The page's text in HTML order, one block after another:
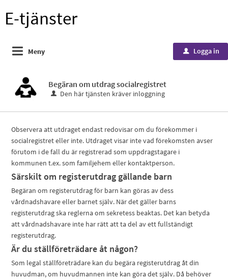
E-tjänster
Meny u Logga in
Begäran om utdrag socialregistret
Den här tjänsten kräver inloggning
Observera att utdraget endast redovisar om du förekommer i
socialregistret eller inte. Utdraget visar inte vad förekomsten avser
förutom i de fall du är registrerad som uppdragstagare i
kommunen t.ex. som familjehem eller kontaktperson.
Särskilt om registerutdrag gällande barn
Begäran om registerutdrag för barn kan göras av dess
vårdnadshavare eller barnet själv. När det gäller barns
registerutdrag ska reglerna om sekretess beaktas. Det kan betyda
att vårdnadshavare inte har rätt att ta del av ett fullständigt
registerutdrag.
Är du ställföreträdare åt någon?
Som legal ställföreträdare kan du begära registerutdrag åt din
huvudman, om huvudmannen inte kan göra det själv. Då behöver